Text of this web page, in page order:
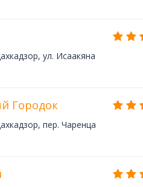
ул. Исаакяна
Городок
пер. Чаренца